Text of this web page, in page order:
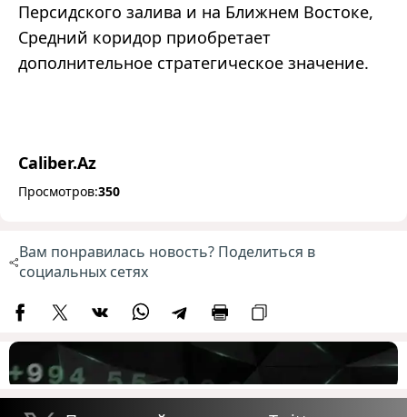
Персидского залива и на Ближнем Востоке,
Средний коридор приобретает
дополнительное стратегическое значение.
Caliber.Az
Просмотров:350
Вам понравилась новость? Поделиться в
социальных сетях